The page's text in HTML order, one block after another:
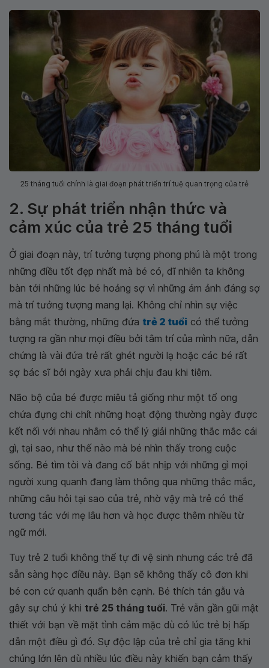
25 tháng tuổi chính là giai đoạn phát triển trí tuệ quan trọng của trẻ
2. Sự phát triển nhận thức và
cảm xúc của trẻ 25 tháng tuổi
Ở giai đoạn này, trí tưởng tượng phong phú là một trong
những điều tốt đẹp nhất mà bé có, dĩ nhiên ta không
bàn tới những lúc bé hoảng sợ vì những ám ảnh đáng sợ
mà trí tưởng tượng mang lại. Không chỉ nhìn sự việc
bằng mắt thường, những đứa trẻ 2 tuổi có thể tưởng
tượng ra gần như mọi điều bởi tâm trí của mình nữa, dẫn
chứng là vài đứa trẻ rất ghét người lạ hoặc các bé rất
sợ bác sĩ bởi ngày xưa phải chịu đau khi tiêm.
Não bộ của bé được miêu tả giống như một tổ ong
chứa đựng chi chít những hoạt động thường ngày được
kết nối với nhau nhằm có thể lý giải những thắc mắc cái
gì, tại sao, như thế nào mà bé nhìn thấy trong cuộc
sống. Bé tìm tòi và đang cố bắt nhịp với những gì mọi
người xung quanh đang làm thông qua những thắc mắc,
những câu hỏi tại sao của trẻ, nhờ vậy mà trẻ có thể
tương tác với mẹ lâu hơn và học được thêm nhiều từ
ngữ mới.
Tuy trẻ 2 tuổi không thể tự đi vệ sinh nhưng các trẻ đã
sẵn sàng học điều này. Bạn sẽ không thấy cô đơn khi
bé con cứ quanh quẩn bên cạnh. Bé thích tán gẫu và
gây sự chú ý khi trẻ 25 tháng tuổi. Trẻ vẫn gần gũi mật
thiết với bạn về mặt tình cảm mặc dù có lúc trẻ bị hấp
dẫn một điều gì đó. Sự độc lập của trẻ chỉ gia tăng khi
chúng lớn lên dù nhiều lúc điều này khiến bạn cảm thấy